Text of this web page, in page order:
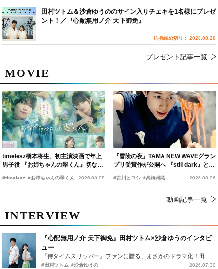
MOVIE
timelesz橋本将生、初主演映画で年上
男子役 『お姉ちゃんの翠くん』切ない
恋の幕開けを予感
#timelesz #お姉ちゃんの翠くん 2026.08.08
『冒険の夜』TAMA NEW WAVEグラン
プリ受賞作が公開へ 『still dark』と同
時上映決定
#古川ヒロシ #髙橋雄祐 2026.08.06
動画記事一覧
INTERVIEW
『心配無用ノ介 天下御免』田村ツトム×沙倉ゆうのインタビ
ュー
『侍タイムスリッパー』ファンに贈る、まさかのドラマ化！田村ツトム×沙倉ゆうのが語る『心配無用ノ介』撮影秘話
#田村ツトム #沙倉ゆうの 2026.07.30
田村ツトム＆沙倉ゆうののサイン入りチェキを1名様にプレゼ
ント！／『心配無用ノ介 天下御免』
応募締め切り： 2026.08.20
プレゼント記事一覧